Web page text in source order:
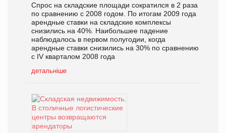
Спрос на складские площади сократился в 2 раза
по сравнению с 2008 годом. По итогам 2009 года
арендные ставки на складские комплексы
снизились на 40%. Наибольшее падение
наблюдалось в первом полугодии, когда
арендные ставки снизились на 30% по сравнению
с IV кварталом 2008 года
детальніше